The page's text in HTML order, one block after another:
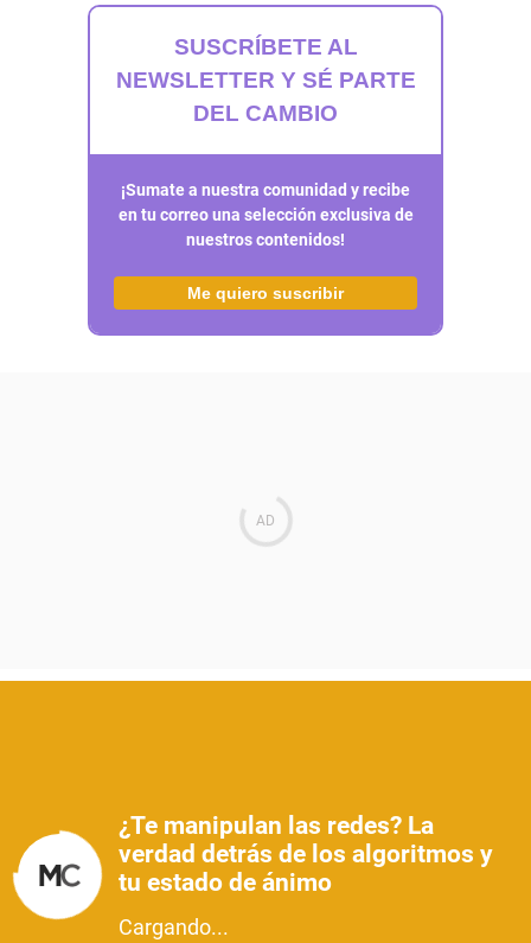
SUSCRÍBETE AL
NEWSLETTER Y SÉ PARTE
DEL CAMBIO
¡Sumate a nuestra comunidad y recibe
en tu correo una selección exclusiva de
nuestros contenidos!
Me quiero suscribir
¿Te manipulan las redes? La
verdad detrás de los algoritmos y
tu estado de ánimo
Cargando...